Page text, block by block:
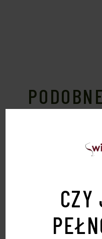
CZY